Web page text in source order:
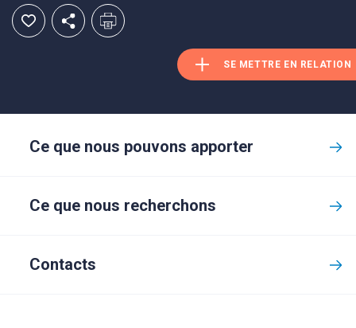
SE METTRE EN RELATION
Ce que nous pouvons apporter
Ce que nous recherchons
Contacts